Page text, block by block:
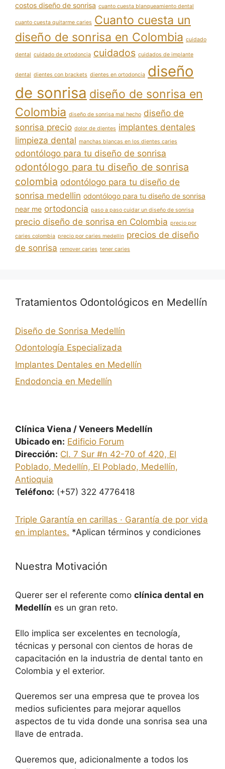
costos diseño de sonrisa cuanto cuesta blanqueamiento dental
cuanto cuesta quitarme caries Cuanto cuesta un
diseño de sonrisa en Colombia cuidado
dental cuidado de ortodoncia cuidados cuidados de implante
dental dientes con brackets dientes en ortodoncia diseño
de sonrisa diseño de sonrisa en
Colombia diseño de sonrisa mal hecho diseño de
sonrisa precio dolor de dientes implantes dentales
limpieza dental manchas blancas en los dientes caries
odontólogo para tu diseño de sonrisa
odontólogo para tu diseño de sonrisa
colombia odontólogo para tu diseño de
sonrisa medellin odontólogo para tu diseño de sonrisa
near me ortodoncia paso a paso cuidar un diseño de sonrisa
precio diseño de sonrisa en Colombia precio por
caries colombia precio por caries medellin precios de diseño
de sonrisa remover caries tener caries
Tratamientos Odontológicos en Medellín
Diseño de Sonrisa Medellín
Odontología Especializada
Implantes Dentales en Medellín
Endodoncia en Medellín
Clínica Viena / Veneers Medellín
Ubicado en: Edificio Forum
Dirección: Cl. 7 Sur #n 42-70 of 420, El
Poblado, Medellín, El Poblado, Medellín,
Antioquia
Teléfono: (+57) 322 4776418
Triple Garantía en carillas · Garantía de por vida
en implantes. *Aplican términos y condiciones
Nuestra Motivación
Querer ser el referente como clínica dental en
Medellín es un gran reto.
Ello implica ser excelentes en tecnología,
técnicas y personal con cientos de horas de
capacitación en la industria de dental tanto en
Colombia y el exterior.
Queremos ser una empresa que te provea los
medios suficientes para mejorar aquellos
aspectos de tu vida donde una sonrisa sea una
llave de entrada.
Queremos que, adicionalmente a todos los